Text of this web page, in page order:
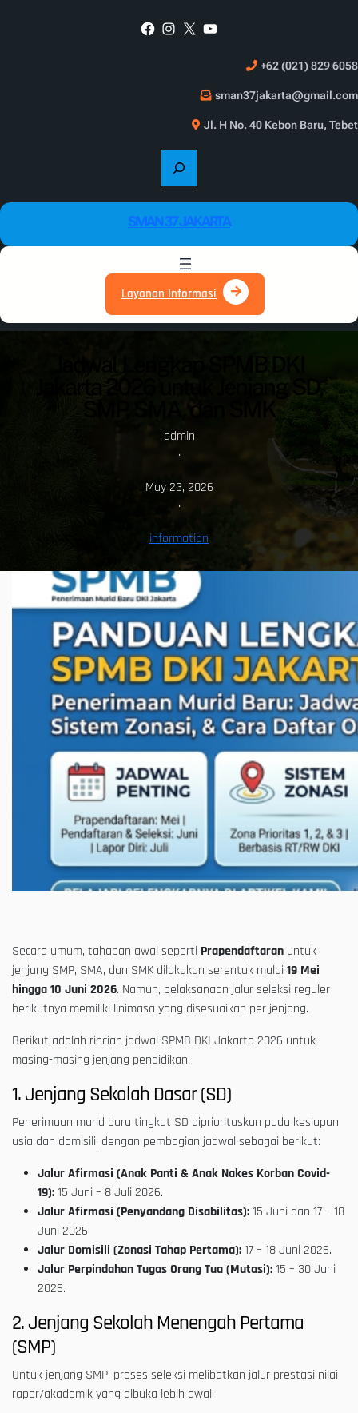
Facebook Instagram X YouTube
+62 (021) 829 6058
sman37jakarta@gmail.com
Jl. H No. 40 Kebon Baru, Tebet
SMAN 37 JAKARTA
Layanan Informasi
Jadwal Lengkap SPMB DKI
Jakarta 2026 untuk Jenjang SD,
SMP, SMA, dan SMK
admin
·
May 23, 2026
·
information
Secara umum, tahapan awal seperti Prapendaftaran untuk
jenjang SMP, SMA, dan SMK dilakukan serentak mulai 19 Mei
hingga 10 Juni 2026. Namun, pelaksanaan jalur seleksi reguler
berikutnya memiliki linimasa yang disesuaikan per jenjang.
Berikut adalah rincian jadwal SPMB DKI Jakarta 2026 untuk
masing-masing jenjang pendidikan:
1. Jenjang Sekolah Dasar (SD)
Penerimaan murid baru tingkat SD diprioritaskan pada kesiapan
usia dan domisili, dengan pembagian jadwal sebagai berikut:
Jalur Afirmasi (Anak Panti & Anak Nakes Korban Covid-
19):15 Juni – 8 Juli 2026.
Jalur Afirmasi (Penyandang Disabilitas):15 Juni dan 17 – 18
Juni 2026.
Jalur Domisili (Zonasi Tahap Pertama):17 – 18 Juni 2026.
Jalur Perpindahan Tugas Orang Tua (Mutasi):15 – 30 Juni
2026.
2. Jenjang Sekolah Menengah Pertama
(SMP)
Untuk jenjang SMP, proses seleksi melibatkan jalur prestasi nilai
rapor/akademik yang dibuka lebih awal: